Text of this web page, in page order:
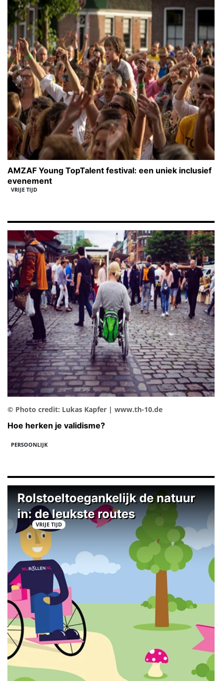
AMZAF Young TopTalent festival: een uniek inclusief
evenement
VRIJE TIJD
© Photo credit: Lukas Kapfer | www.th-10.de
Hoe herken je validisme?
PERSOONLIJK
Rolstoeltoegankelijk de natuur
in: de leukste routes
VRIJE TIJD